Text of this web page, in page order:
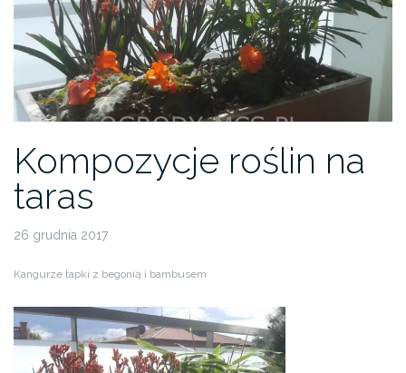
Kompozycje roślin na
taras
26 grudnia 2017
Kangurze łapki z begonią i bambusem